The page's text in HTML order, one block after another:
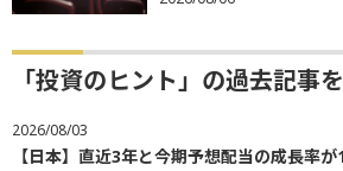
「投資のヒント」の過去記事
2026/08/03
【日本】直近3年と今期予想配当の成長率